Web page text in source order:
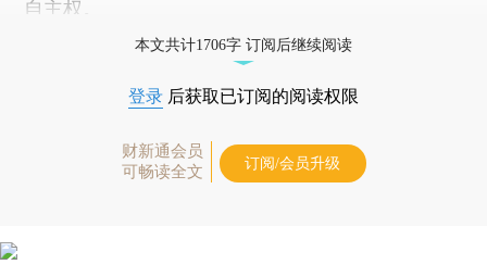
自主权。
本文共计1706字 订阅后继续阅读
登录 后获取已订阅的阅读权限
财新通会员
可畅读全文
订阅/会员升级